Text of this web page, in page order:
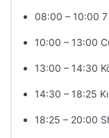
08:00 – 10:00
10:00 – 13:00
13:00 – 14:30
14:30 – 18:25
18:25 – 20:00